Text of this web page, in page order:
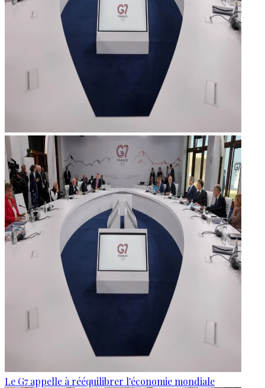
Le G7 appelle à rééquilibrer l'économie mondiale